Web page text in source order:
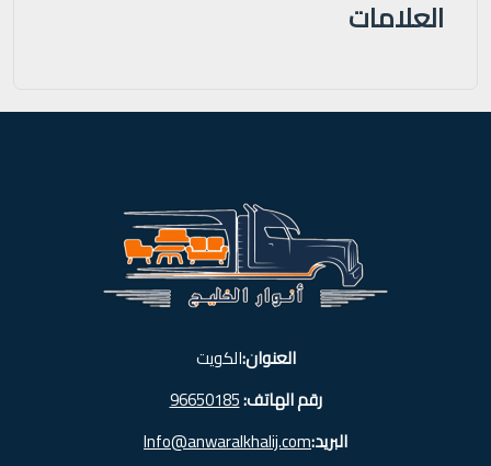
العلامات
العنوان:الكويت
رقم الهاتف:96650185
البريد:Info@anwaralkhalij.com